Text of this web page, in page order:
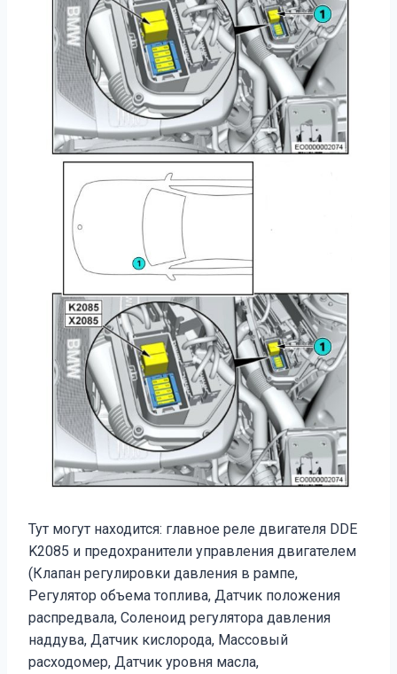
Тут могут находится: главное реле двигателя DDE
K2085 и предохранители управления двигателем
(Клапан регулировки давления в рампе,
Регулятор объема топлива, Датчик положения
распредвала, Соленоид регулятора давления
наддува, Датчик кислорода, Массовый
расходомер, Датчик уровня масла,